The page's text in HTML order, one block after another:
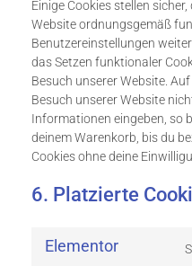
Einige Cookies stellen
Website ordnungsgemäß
Benutzereinstellungen
das Setzen funktionaler
Besuch unserer Website.
Besuch unserer Website
Informationen eingeben, so
deinem Warenkorb, bis du
Cookies ohne deine
6. Platzierte
Elementor